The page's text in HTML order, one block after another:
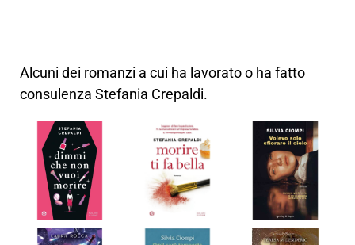
Alcuni dei romanzi a cui ha lavorato o ha fatto
consulenza Stefania Crepaldi.